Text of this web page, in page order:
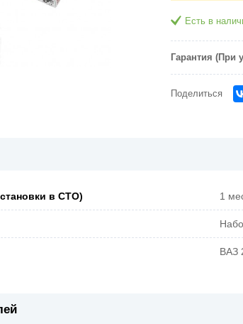
Есть в
Гарантия (При
Поделиться
в СТО) 1
ВАЗ